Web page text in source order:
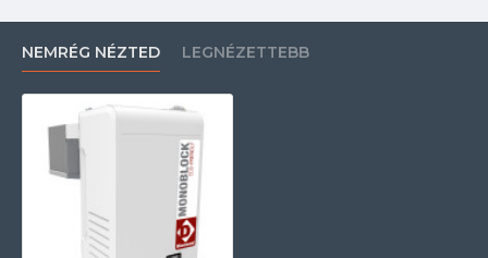
NEMRÉG NÉZTED LEGNÉZETTEBB